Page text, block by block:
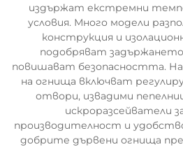
издържат екстремни
условия. Много модели
конструкция и
подобряват
повишават безопасността.
на огнища включват
отвори, извадими
искроразсейватели
производителност и
добрите дървени огнища